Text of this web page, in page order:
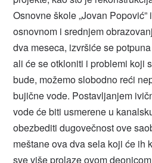
Osnovne škole „Jovan
osnovnom i srednjem
dva meseca, izvršiće se
ali će se otkloniti i problemi koji
bude, možemo slobodno reći
bujične vode. Postavljanjem
vode će biti usmerene u
obezbediti dugovečnost ove
meštane ova dva sela koji će ih
sve više prolaze ovom